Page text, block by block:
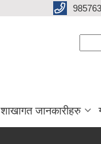
शाखागत जानकारीहरु